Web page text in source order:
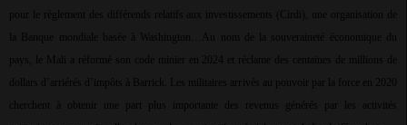
pour le règlement des différends relatifs aux investissements (Cirdi), une organisation de
la Banque mondiale basée à Washington…Au nom de la souveraineté économique du
pays, le Mali a réformé son code minier en 2024 et réclame des centaines de millions de
dollars d’arriérés d’impôts à Barrick. Les militaires arrivés au pouvoir par la force en 2020
cherchent à obtenir une part plus importante des revenus générés par les activités